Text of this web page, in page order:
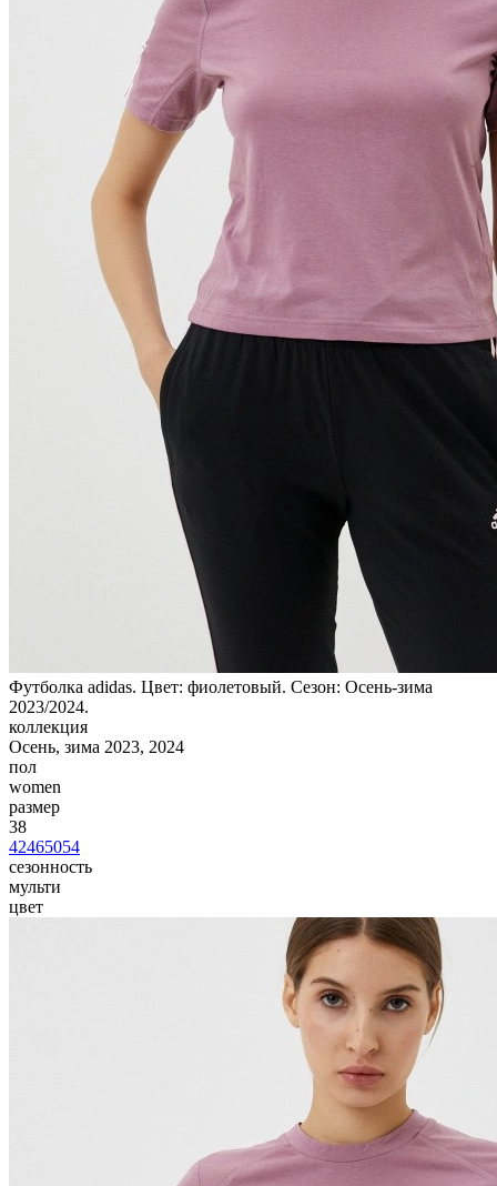
Футболка adidas. Цвет: фиолетовый. Сезон: Осень-зима
2023/2024.
коллекция
Осень, зима 2023, 2024
пол
women
размер
38
42465054
сезонность
мульти
цвет